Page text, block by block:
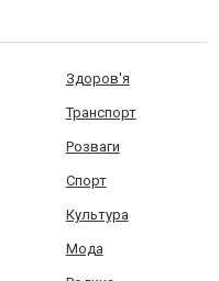
Здоров'я
Транспорт
Розваги
Спорт
Культура
Мода